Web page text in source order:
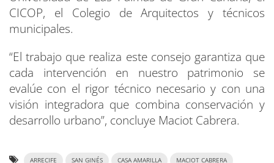
CICOP, el Colegio de Arquitectos y técnicos
municipales.
“El trabajo que realiza este consejo garantiza que
cada intervención en nuestro patrimonio se
evalúe con el rigor técnico necesario y con una
visión integradora que combina conservación y
desarrollo urbano”, concluye Maciot Cabrera.
ARRECIFE SAN GINÉS CASA AMARILLA MACIOT CABRERA